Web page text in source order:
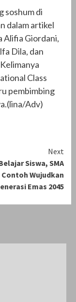
soshum di
dalam artikel
Alifia Giordani,
Dila, dan
Class
pembimbing
Adv)
Next
Siswa, SMA
Wujudkan
Emas 2045